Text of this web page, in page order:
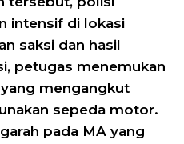
intensif di lokasi
saksi dan hasil
petugas menemukan
mengangkut
sepeda motor.
pada MA yang